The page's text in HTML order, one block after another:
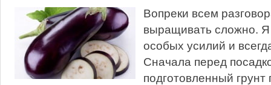
Вопреки всем
выращивать сложно.
особых усилий и
Сначала перед
подготовленный